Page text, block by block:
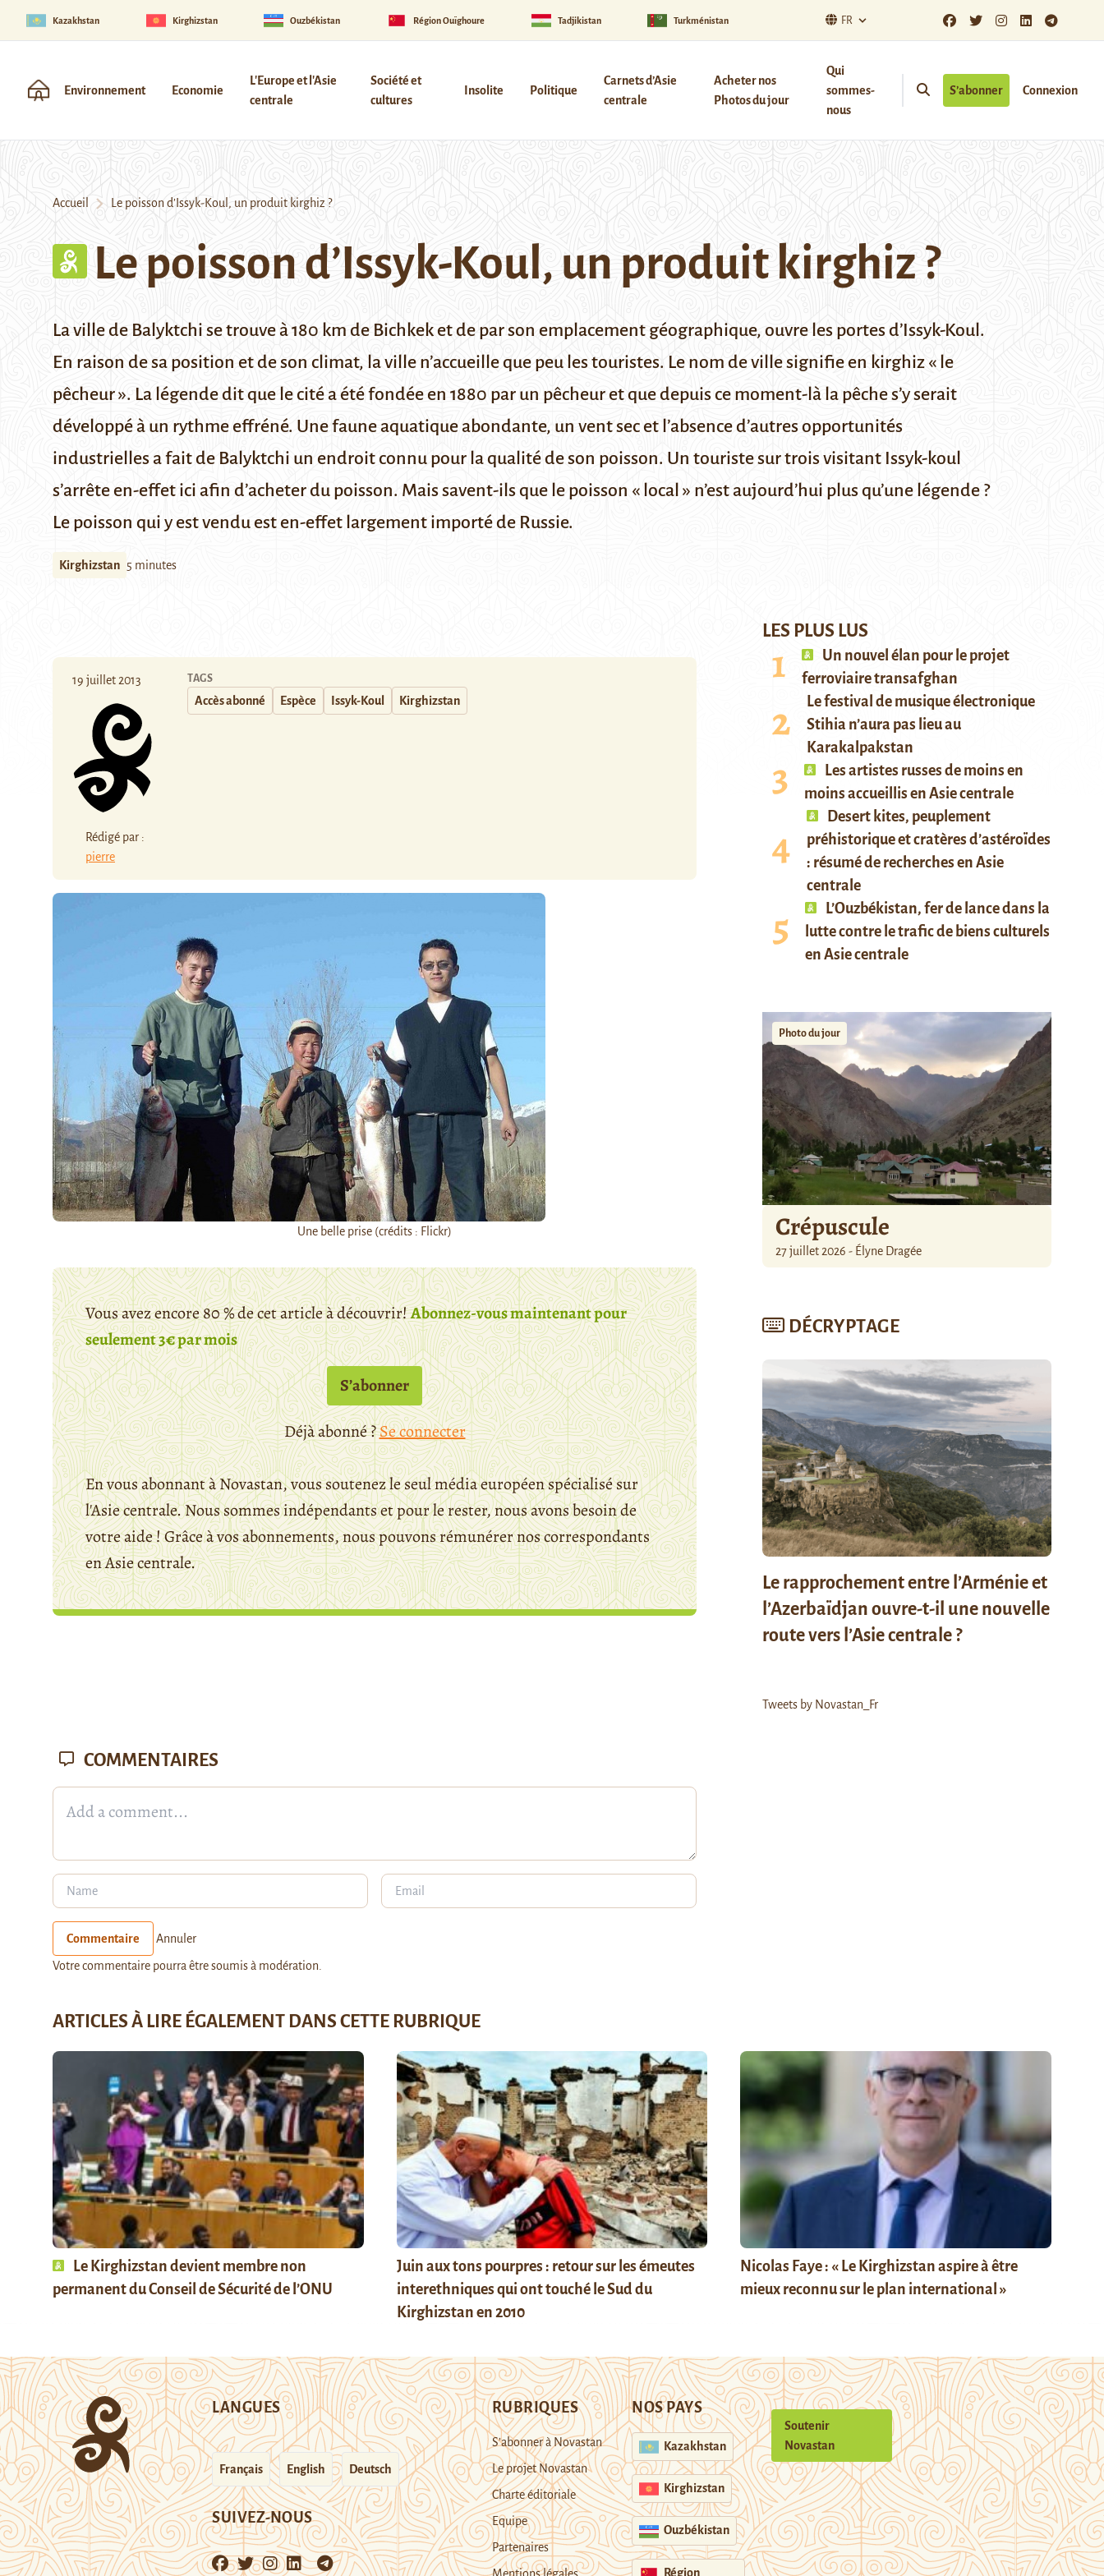
Kazakhstan Kirghizstan Ouzbékistan Région Ouïghoure Tadjikistan Turkménistan FR
Environnement Economie
L'Europe et l'Asie
centrale
Société et
cultures
Insolite Politique
Carnets d’Asie
centrale
Acheter nos
Photos du jour
Qui
sommes-
nous
S’abonner Connexion
Accueil Le poisson d’Issyk-Koul, un produit kirghiz ?
Le poisson d’Issyk-Koul, un produit kirghiz ?
La ville de Balyktchi se trouve à 180 km de Bichkek et de par son emplacement géographique, ouvre les portes d’Issyk-Koul.
En raison de sa position et de son climat, la ville n’accueille que peu les touristes. Le nom de ville signifie en kirghiz « le
pêcheur ». La légende dit que le cité a été fondée en 1880 par un pêcheur et que depuis ce moment-là la pêche s’y serait
développé à un rythme effréné. Une faune aquatique abondante, un vent sec et l’absence d’autres opportunités
industrielles a fait de Balyktchi un endroit connu pour la qualité de son poisson. Un touriste sur trois visitant Issyk-koul
s’arrête en-effet ici afin d’acheter du poisson. Mais savent-ils que le poisson « local » n’est aujourd’hui plus qu’une légende ?
Le poisson qui y est vendu est en-effet largement importé de Russie.
Kirghizstan 5 minutes
19 juillet 2013
Rédigé par :
pierre
TAGS
Accès abonné Espèce Issyk-Koul Kirghizstan
Une belle prise (crédits : Flickr)
Vous avez encore 80 % de cet article à découvrir!Abonnez-vous maintenant pour
seulement 3€ par mois
S’abonner
Déjà abonné ?Se connecter
En vous abonnant à Novastan, vous soutenez le seul média européen spécialisé sur
l'Asie centrale. Nous sommes indépendants et pour le rester, nous avons besoin de
votre aide ! Grâce à vos abonnements, nous pouvons rémunérer nos correspondants
en Asie centrale.
LES PLUS LUS
Un nouvel élan pour le projet
ferroviaire transafghan
Le festival de musique électronique
Stihia n’aura pas lieu au
Karakalpakstan
Les artistes russes de moins en
moins accueillis en Asie centrale
Desert kites, peuplement
préhistorique et cratères d’astéroïdes
: résumé de recherches en Asie
centrale
L’Ouzbékistan, fer de lance dans la
lutte contre le trafic de biens culturels
en Asie centrale
Photo du jour
Crépuscule
27 juillet 2026 - Élyne Dragée
DÉCRYPTAGE
Le rapprochement entre l’Arménie et
l’Azerbaïdjan ouvre-t-il une nouvelle
route vers l’Asie centrale ?
Tweets by Novastan_Fr
COMMENTAIRES
Commentaire Annuler
Votre commentaire pourra être soumis à modération.
ARTICLES À LIRE ÉGALEMENT DANS CETTE RUBRIQUE
Le Kirghizstan devient membre non
permanent du Conseil de Sécurité de l’ONU
Juin aux tons pourpres : retour sur les émeutes
interethniques qui ont touché le Sud du
Kirghizstan en 2010
Nicolas Faye : « Le Kirghizstan aspire à être
mieux reconnu sur le plan international »
LANGUES
Français English Deutsch
SUIVEZ-NOUS
RUBRIQUES
S’abonner à Novastan
Le projet Novastan
Charte éditoriale
Equipe
Partenaires
Mentions légales
NOS PAYS
Kazakhstan
Kirghizstan
Ouzbékistan
Région
Soutenir
Novastan